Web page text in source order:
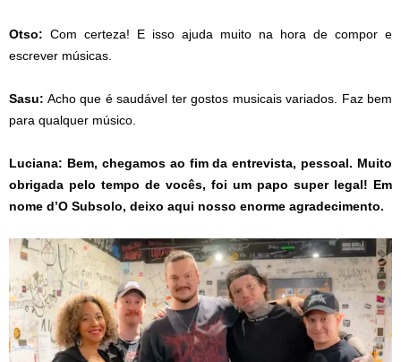
Otso: Com certeza! E isso ajuda muito na hora de compor e
escrever músicas.
Sasu: Acho que é saudável ter gostos musicais variados. Faz bem
para qualquer músico.
Luciana: Bem, chegamos ao fim da entrevista, pessoal. Muito
obrigada pelo tempo de vocês, foi um papo super legal! Em
nome d’O Subsolo, deixo aqui nosso enorme agradecimento.